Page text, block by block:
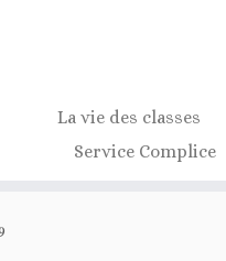
La vie des classes
Service Complice